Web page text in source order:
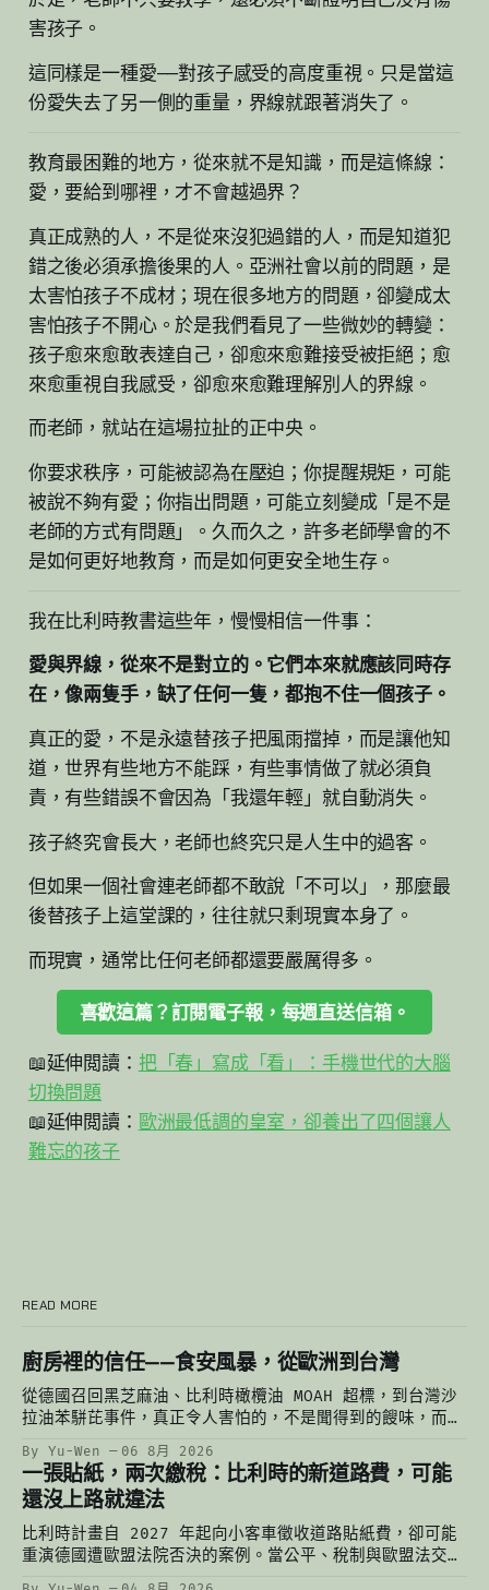
害孩子。
這同樣是一種愛——對孩子感受的高度重視。只是當這
份愛失去了另一側的重量，界線就跟著消失了。
教育最困難的地方，從來就不是知識，而是這條線：
愛，要給到哪裡，才不會越過界？
真正成熟的人，不是從來沒犯過錯的人，而是知道犯
錯之後必須承擔後果的人。亞洲社會以前的問題，是
太害怕孩子不成材；現在很多地方的問題，卻變成太
害怕孩子不開心。於是我們看見了一些微妙的轉變：
孩子愈來愈敢表達自己，卻愈來愈難接受被拒絕；愈
來愈重視自我感受，卻愈來愈難理解別人的界線。
而老師，就站在這場拉扯的正中央。
你要求秩序，可能被認為在壓迫；你提醒規矩，可能
被說不夠有愛；你指出問題，可能立刻變成「是不是
老師的方式有問題」。久而久之，許多老師學會的不
是如何更好地教育，而是如何更安全地生存。
我在比利時教書這些年，慢慢相信一件事：
愛與界線，從來不是對立的。它們本來就應該同時存
在，像兩隻手，缺了任何一隻，都抱不住一個孩子。
真正的愛，不是永遠替孩子把風雨擋掉，而是讓他知
道，世界有些地方不能踩，有些事情做了就必須負
責，有些錯誤不會因為「我還年輕」就自動消失。
孩子終究會長大，老師也終究只是人生中的過客。
但如果一個社會連老師都不敢說「不可以」，那麼最
後替孩子上這堂課的，往往就只剩現實本身了。
而現實，通常比任何老師都還要嚴厲得多。
喜歡這篇？訂閱電子報，每週直送信箱。
📖延伸閲讀： 把「春」寫成「看」：手機世代的大腦
切換問題
📖延伸閲讀： 歐洲最低調的皇室，卻養出了四個讓人
難忘的孩子
READ MORE
廚房裡的信任——食安風暴，從歐洲到台灣
從德國召回黑芝麻油、比利時橄欖油 MOAH 超標，到台灣沙
拉油苯駢芘事件，真正令人害怕的，不是聞得到的餿味，而是
始終是一份對制度的信任。
By Yu-Wen 06 8月 2026
一張貼紙，兩次繳稅：比利時的新道路費，可能
還沒上路就違法
比利時計畫自 2027 年起向小客車徵收道路貼紙費，卻可能
重演德國遭歐盟法院否決的案例。當公平、稅制與歐盟法交